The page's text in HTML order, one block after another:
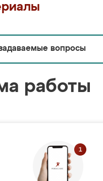
вопросы
работы